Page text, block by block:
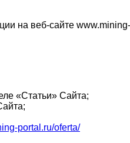
на веб-сайте
«Статьи» Сайта;
portal.ru/oferta/